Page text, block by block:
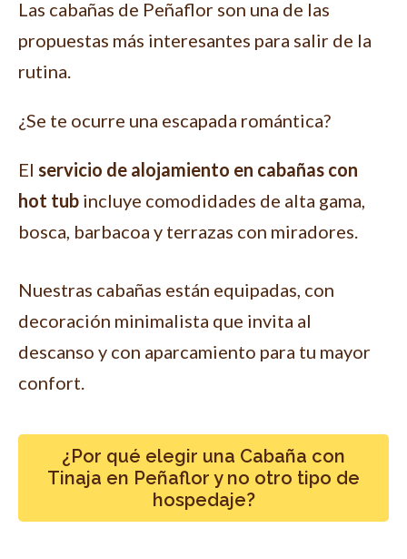
Las cabañas de Peñaflor son una de las
propuestas más interesantes para salir de la
rutina.
¿Se te ocurre una escapada romántica?
El servicio de alojamiento en cabañas con
hot tub incluye comodidades de alta gama,
bosca, barbacoa y terrazas con miradores.
Nuestras cabañas están equipadas, con
decoración minimalista que invita al
descanso y con aparcamiento para tu mayor
confort.
¿Por qué elegir una Cabaña con
Tinaja en Peñaflor y no otro tipo de
hospedaje?